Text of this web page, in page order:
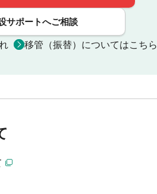
サポートへご相談
移管（振替）についてはこちら